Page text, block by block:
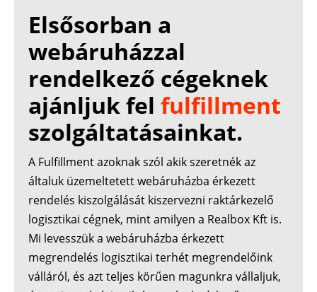
Elsősorban a
webáruházzal
rendelkező cégeknek
ajánljuk fel fulfillment
szolgáltatásainkat.
A Fulfillment azoknak szól akik szeretnék az
általuk üzemeltetett webáruházba érkezett
rendelés kiszolgálását kiszervezni raktárkezelő
logisztikai cégnek, mint amilyen a Realbox Kft is.
Mi levesszük a webáruházba érkezett
megrendelés logisztikai terhét megrendelőink
válláról, és azt teljes körűen magunkra vállaljuk,